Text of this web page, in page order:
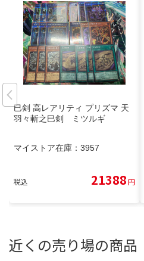
巳剣 高レアリティ プリズマ 天
羽々斬之巳剣 ミツルギ
マイストア在庫： 3957
税込 21388円
近くの売り場の商品